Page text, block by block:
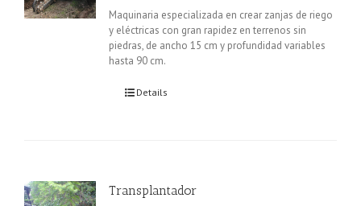
Maquinaria especializada en crear zanjas de riego
y eléctricas con gran rapidez en terrenos sin
piedras, de ancho 15 cm y profundidad variables
hasta 90 cm.
Details
Transplantador